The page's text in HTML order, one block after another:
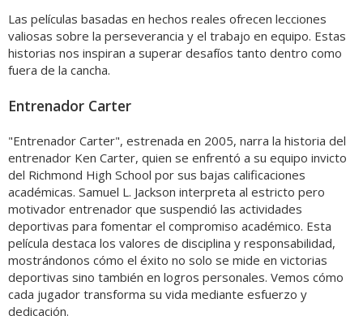
Las películas basadas en hechos reales ofrecen lecciones
valiosas sobre la perseverancia y el trabajo en equipo. Estas
historias nos inspiran a superar desafíos tanto dentro como
fuera de la cancha.
Entrenador Carter
"Entrenador Carter", estrenada en 2005, narra la historia del
entrenador Ken Carter, quien se enfrentó a su equipo invicto
del Richmond High School por sus bajas calificaciones
académicas. Samuel L. Jackson interpreta al estricto pero
motivador entrenador que suspendió las actividades
deportivas para fomentar el compromiso académico. Esta
película destaca los valores de disciplina y responsabilidad,
mostrándonos cómo el éxito no solo se mide en victorias
deportivas sino también en logros personales. Vemos cómo
cada jugador transforma su vida mediante esfuerzo y
dedicación.